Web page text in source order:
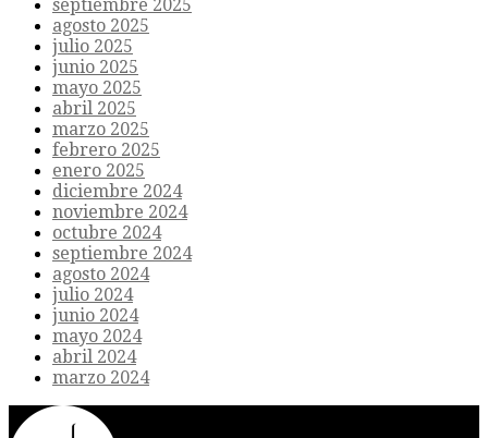
septiembre 2025
agosto 2025
julio 2025
junio 2025
mayo 2025
abril 2025
marzo 2025
febrero 2025
enero 2025
diciembre 2024
noviembre 2024
octubre 2024
septiembre 2024
agosto 2024
julio 2024
junio 2024
mayo 2024
abril 2024
marzo 2024